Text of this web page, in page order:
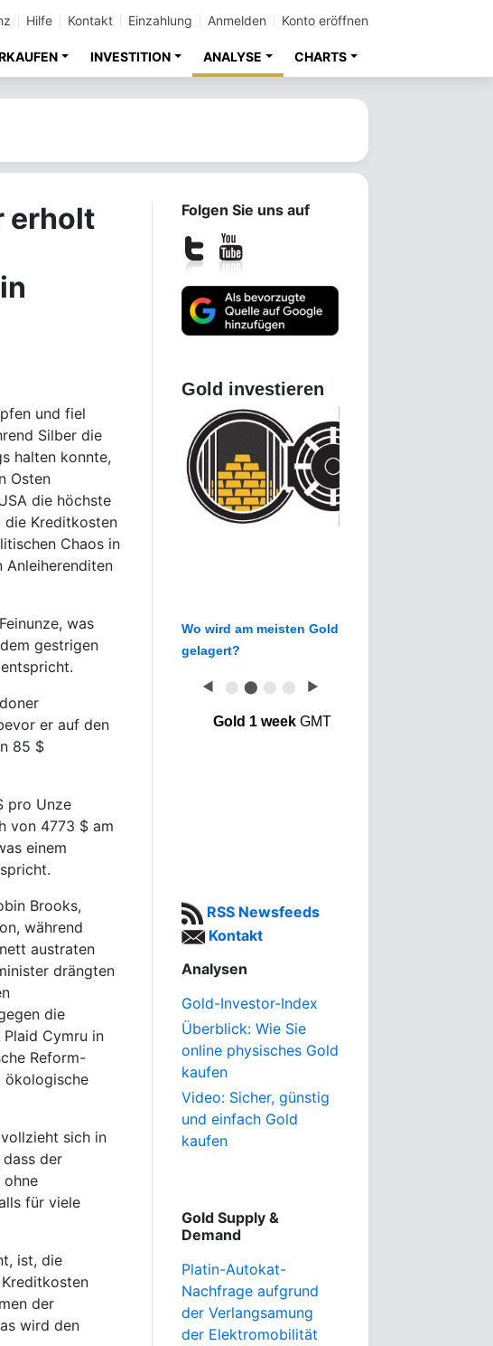
Hilfe Kontakt Einzahlung Anmelden Konto eröffnen
INVESTITION ANALYSE CHARTS
erholt
und fiel
Silber die
halten konnte,
Osten
die höchste
die Kreditkosten
Chaos in
Anleiherenditen
was
gestrigen
er auf den
85 $
pro Unze
von 4773 $ am
einem
Brooks,
während
austraten
drängten
die
Cymru in
Reform-
ökologische
sich in
dass der
ohne
für viele
ist, die
der
wird den
Folgen Sie uns auf
Gold investieren
Wo wird am meisten Gold
gelagert?
◀ ⬤ ⬤ ⬤ ⬤ ▶
Gold 1 weekGMT
RSS Newsfeeds
Kontakt
Analysen
Gold-Investor-Index
Überblick: Wie Sie
online physisches Gold
kaufen
Video: Sicher, günstig
und einfach Gold
kaufen
Gold Supply &
Demand
Platin-Autokat-
Nachfrage aufgrund
der Verlangsamung
der Elektromobilität